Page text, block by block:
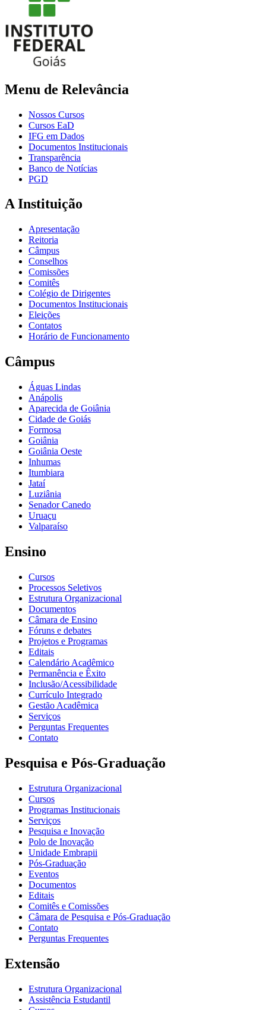
Menu de Relevância
Nossos Cursos
Cursos EaD
IFG em Dados
Documentos Institucionais
Transparência
Banco de Notícias
PGD
A Instituição
Apresentação
Reitoria
Câmpus
Conselhos
Comissões
Comitês
Colégio de Dirigentes
Documentos Institucionais
Eleições
Contatos
Horário de Funcionamento
Câmpus
Águas Lindas
Anápolis
Aparecida de Goiânia
Cidade de Goiás
Formosa
Goiânia
Goiânia Oeste
Inhumas
Itumbiara
Jataí
Luziânia
Senador Canedo
Uruaçu
Valparaíso
Ensino
Cursos
Processos Seletivos
Estrutura Organizacional
Documentos
Câmara de Ensino
Fóruns e debates
Projetos e Programas
Editais
Calendário Acadêmico
Permanência e Êxito
Inclusão/Acessibilidade
Currículo Integrado
Gestão Acadêmica
Serviços
Perguntas Frequentes
Contato
Pesquisa e Pós-Graduação
Estrutura Organizacional
Cursos
Programas Institucionais
Serviços
Pesquisa e Inovação
Polo de Inovação
Unidade Embrapii
Pós-Graduação
Eventos
Documentos
Editais
Comitês e Comissões
Câmara de Pesquisa e Pós-Graduação
Contato
Perguntas Frequentes
Extensão
Estrutura Organizacional
Assistência Estudantil